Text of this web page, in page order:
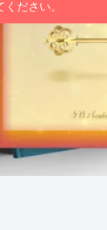
ださい。